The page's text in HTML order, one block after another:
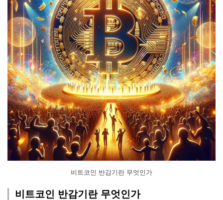
비트코인 반감기란 무엇인가
비트코인 반감기란 무엇인가